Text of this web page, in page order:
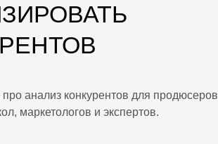
анализ конкурентов для продюсеров
маркетологов и экспертов.